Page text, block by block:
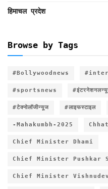
हिमाचल प्रदेश
Browse by Tags
#Bollywoodnews
#sportsnews
#टेक्नोलॉजीन्यूज #लाइफस्टाइल
-Mahakumbh-2025
Chief Minister Dhami
Chief Minister Pushkar
Chief Minister